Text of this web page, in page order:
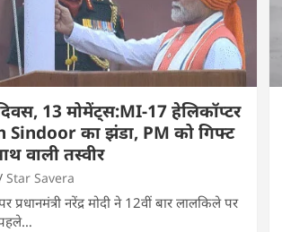
13 मोमेंट्स:MI-17 हेलिकॉप्टर
का झंडा, PM को गिफ्ट
वाली तस्वीर
Star Savera
प्रधानमंत्री नरेंद्र मोदी ने 12वीं बार लालकिले पर